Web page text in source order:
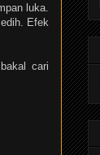
luka.
Efek
cari